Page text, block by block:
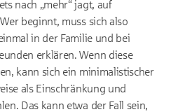
nach „mehr“ jagt, auf
beginnt, muss sich also
in der Familie und bei
erklären. Wenn diese
kann sich ein minimalistischer
als Einschränkung und
Das kann etwa der Fall sein,